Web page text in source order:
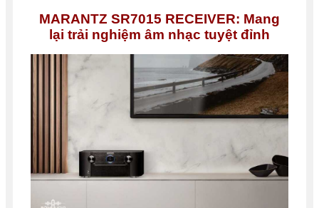
MARANTZ SR7015 RECEIVER: Mang
lại trải nghiệm âm nhạc tuyệt đỉnh